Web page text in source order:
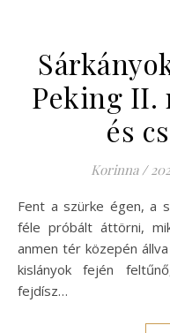
Peking II.
és
Korinna /
Fent a szürke égen, a sűrű szmogon át valami napsugár
féle próbált áttörni,
anmen tér közepén
kislányok fején
fejdísz…